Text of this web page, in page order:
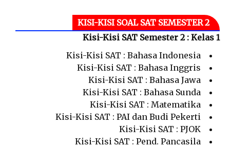
KISI-KISI SOAL SAT SEMESTER 2
Kisi-Kisi SAT Semester 2 : Kelas 1
Kisi-Kisi SAT : Bahasa Indonesia
Kisi-Kisi SAT : Bahasa Inggris
Kisi-Kisi SAT : Bahasa Jawa
Kisi-Kisi SAT : Bahasa Sunda
Kisi-Kisi SAT : Matematika
Kisi-Kisi SAT : PAI dan Budi Pekerti
Kisi-Kisi SAT : PJOK
Kisi-Kisi SAT : Pend. Pancasila